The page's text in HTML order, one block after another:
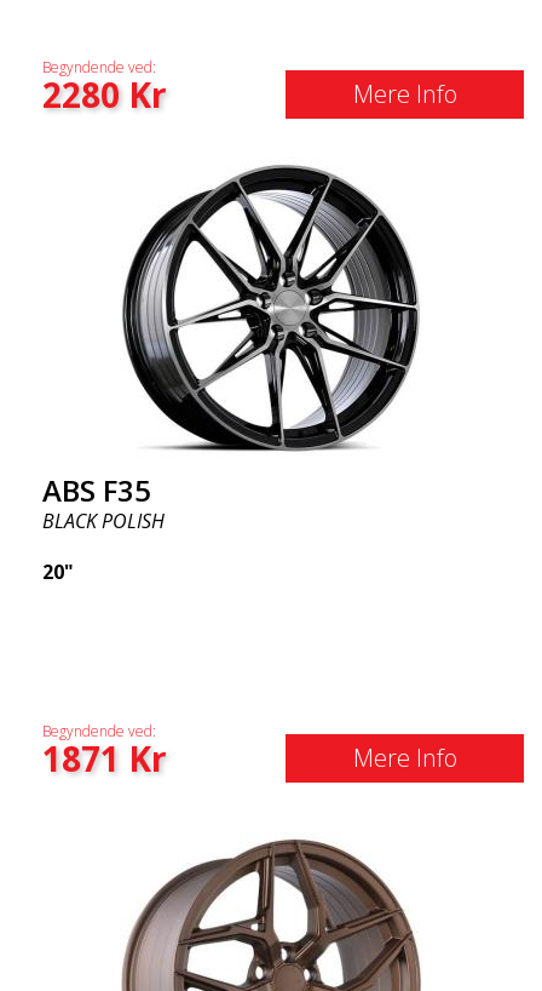
Begyndende ved:
2280Kr Mere Info
ABS F35
BLACK POLISH
20"
Begyndende ved:
1871 Kr Mere Info